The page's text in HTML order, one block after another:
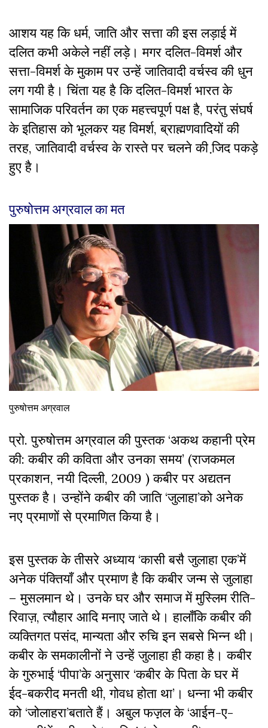
आशय यह कि धर्म, जाति और सत्ता की इस लड़ाई में
दलित कभी अकेले नहीं लड़े। मगर दलित-विमर्श और
सत्ता-विमर्श के मुकाम पर उन्हें जातिवादी वर्चस्व की धुन
लग गयी है। चिंता यह है कि दलित-विमर्श भारत के
सामाजिक परिवर्तन का एक महत्त्वपूर्ण पक्ष है, परंतु संघर्ष
के इतिहास को भूलकर यह विमर्श, ब्राह्मणवादियों की
तरह, जातिवादी वर्चस्व के रास्ते पर चलने की जि़द पकड़े
हुए है।
पुरुषोत्तम अग्रवाल का मत
पुरुषोत्तम अग्रवाल
प्रो. पुरुषोत्तम अग्रवाल की पुस्तक ‘अकथ कहानी प्रेम
की: कबीर की कविता और उनका समय’ (राजकमल
प्रकाशन, नयी दिल्ली, 2009 ) कबीर पर अद्यतन
पुस्तक है। उन्होंने कबीर की जाति ‘जुलाहा’को अनेक
नए प्रमाणों से प्रमाणित किया है।
इस पुस्तक के तीसरे अध्याय ‘कासी बसै जुलाहा एक’में
अनेक पंक्तियाँ और प्रमाण है कि कबीर जन्म से जुलाहा
– मुसलमान थे। उनके घर और समाज में मुस्लिम रीति-
रिवाज़, त्यौहार आदि मनाए जाते थे। हालाँकि कबीर की
व्यक्तिगत पसंद, मान्यता और रुचि इन सबसे भिन्न थी।
कबीर के समकालीनों ने उन्हें जुलाहा ही कहा है। कबीर
के गुरुभाई ‘पीपा’के अनुसार ‘कबीर के पिता के घर में
ईद-बकरीद मनती थी, गोवध होता था’। धन्ना भी कबीर
को ‘जोलाहरा’बताते हैं। अबुल फज़़ल के ‘आईन-ए-